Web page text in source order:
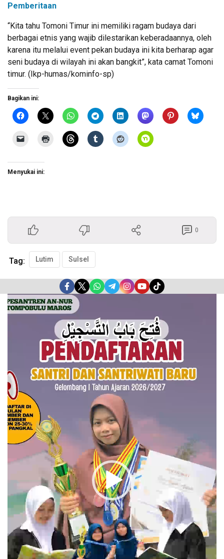
Pemberitaan
“Kita tahu Tomoni Timur ini memiliki ragam budaya dari
berbagai etnis yang wajib dilestarikan keberadaannya, oleh
karena itu melalui event pekan budaya ini kita berharap agar
seni budaya di wilayah ini akan bangkit”, kata camat Tomoni
timur. (Ikp-humas/kominfo-sp)
Bagikan ini:
Menyukai ini:
0
Tag: Lutim Sulsel
Pemutar
Video